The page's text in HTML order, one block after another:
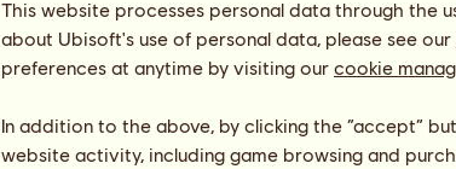
This website processes personal data through the
about Ubisoft's use of personal data, please see our
preferences at anytime by visiting our cookie
In addition to the above, by clicking the “accept”
website activity, including game browsing and